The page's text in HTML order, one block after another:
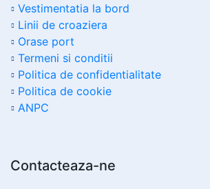
Vestimentatia la bord
Linii de croaziera
Orase port
Termeni si conditii
Politica de confidentialitate
Politica de cookie
ANPC
Contacteaza-ne